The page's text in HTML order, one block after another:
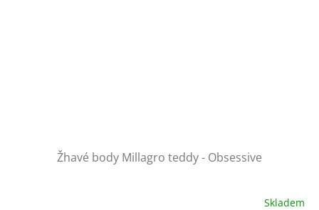
Žhavé body Millagro teddy - Obsessive
Skladem